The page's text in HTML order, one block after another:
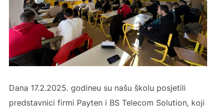
Dana 17.2.2025. godineu su našu školu posjetili
predstavnici firmi Payten i BS Telecom Solution, koji